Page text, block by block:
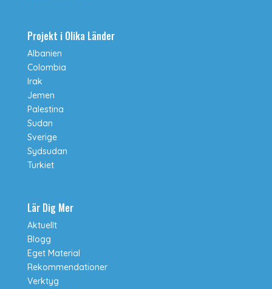
Projekt i Olika Länder
Albanien
Colombia
Irak
Jemen
Palestina
Sudan
Sverige
Sydsudan
Turkiet
Lär Dig Mer
Aktuellt
Blogg
Eget Material
Rekommendationer
Verktyg